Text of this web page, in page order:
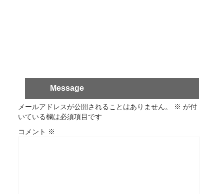
Message
メールアドレスが公開されることはありません。 ※ が付
いている欄は必須項目です
コメント ※